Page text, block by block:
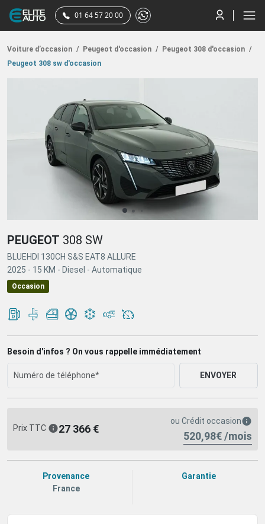
01 64 57 20 00
Voiture d’occasion / Peugeot d'occasion / Peugeot 308 d'occasion /
Peugeot 308 sw d'occasion
PEUGEOT 308 SW
BLUEHDI 130CH S&S EAT8 ALLURE
2025 - 15 KM - Diesel - Automatique
Occasion
Besoin d'infos ? On vous rappelle immédiatement
ENVOYER
Prix TTC 27 366 €
ou Crédit occasion
520,98€ /mois
Provenance
France
Garantie